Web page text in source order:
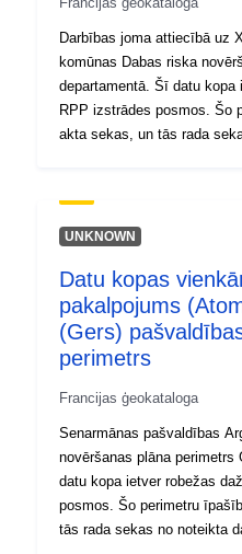
Darbības joma attiecībā uz
komūnas Dabas riska
departamentā. Šī datu kopa ietver robežas dažādos
RPP izstrādes posmos. Šo
akta sekas, un tās rada
RPP reglamentētajam
perimetrs ir lietderības
apdraudējumi.
UNKNOWN
Datu kopas
pakalpojums
(Gers)
perimetrs
Francijas ģeokataloga
Senarmānas pašvaldības
novēršanas plāna perimetrs
datu kopa ietver robežas
posmos. Šo perimetru
tās rada sekas no noteikta